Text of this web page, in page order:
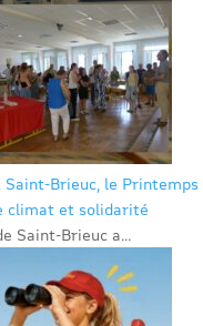
Saint-Brieuc, le Printemps
climat et solidarité
Saint-Brieuc a...